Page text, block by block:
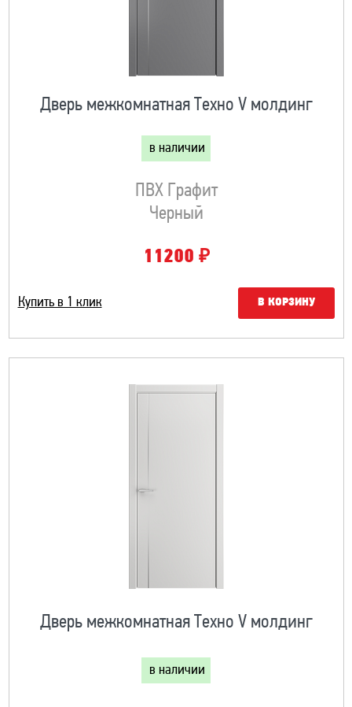
Дверь межкомнатная Техно V молдинг
в наличии
ПВХ Графит
Черный
11200 ₽
Купить в 1 клик В КОРЗИНУ
Дверь межкомнатная Техно V молдинг
в наличии